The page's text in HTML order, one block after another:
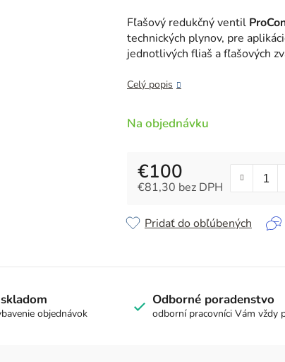
5,0
z
5
Fľašový redukčný ventil
technických plynov, pre
jednotlivých fliaš a fľašových
Celý popis
Na objednávku
€100
€81,30 bez DPH
Pridať do obľúbených
objednávok
Odborné poradenstvo
odborní pracovníci Vám vždy